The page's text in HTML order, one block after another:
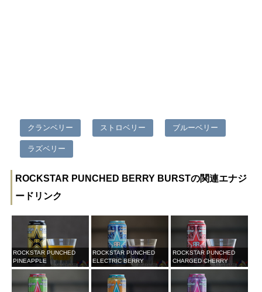
クランベリー ストロベリー ブルーベリー
ラズベリー
ROCKSTAR PUNCHED BERRY BURSTの関連エナジ
ードリンク
ROCKSTAR PUNCHED
PINEAPPLE
ROCKSTAR PUNCHED
ELECTRIC BERRY
ROCKSTAR PUNCHED
CHARGED CHERRY